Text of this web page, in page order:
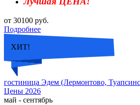
от 30100 руб.
Подробнее
ХИТ!
гостиница Эдем (Лермонтово,
Цены 2026
май - сентябрь